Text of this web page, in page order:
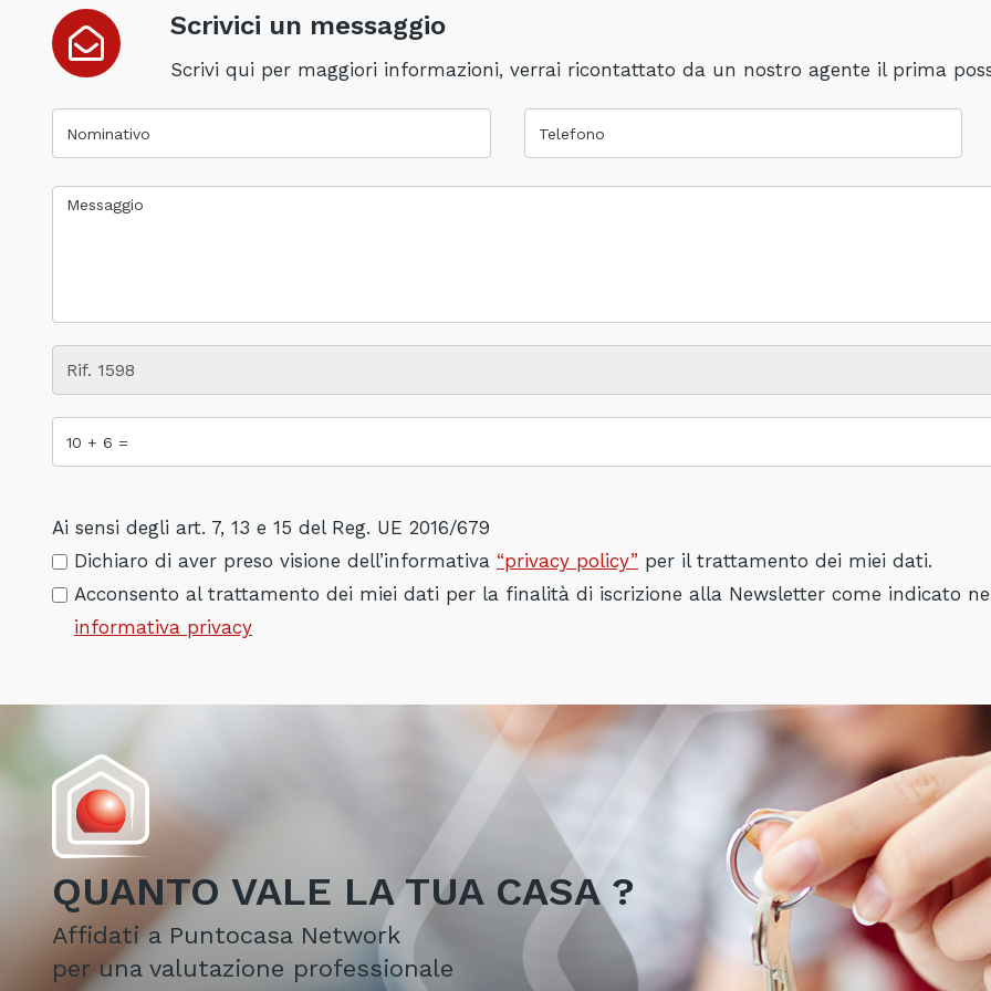
Scrivici un messaggio
Scrivi qui per maggiori informazioni, verrai ricontattato da un nostro agente il prima
Ai sensi degli art. 7, 13 e 15 del Reg. UE 2016/679
Dichiaro di aver preso visione dell’informativa “privacy policy” per il trattamento dei miei dati.
Acconsento al trattamento dei miei dati per la finalità di iscrizione alla Newsletter come indicato
informativa privacy
QUANTO VALE LA TUA CASA ?
Affidati a Puntocasa Network
per una valutazione professionale